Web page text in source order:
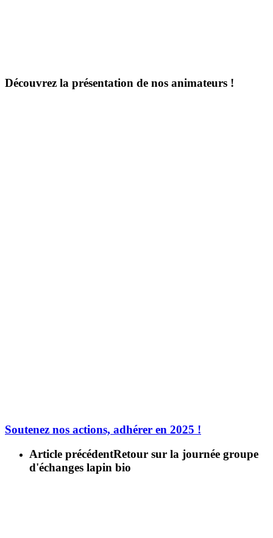
Découvrez la présentation de nos animateurs !
Soutenez nos actions, adhérer en 2025 !
Article précédentRetour sur la journée groupe
d'échanges lapin bio